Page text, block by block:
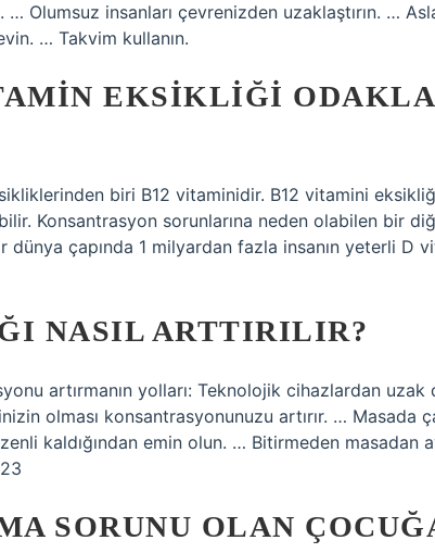
… Olumsuz insanları çevrenizden uzaklaştırın. …
… Takvim kullanın.
EKSIKLIĞI
biri B12 vitaminidir. B12 vitamini
Konsantrasyon sorunlarına neden olabilen bir
dünya çapında 1 milyardan fazla insanın yeterli D
NASIL ARTTIRILIR?
artırmanın yolları: Teknolojik cihazlardan
olması konsantrasyonunuzu artırır. … Masada
kaldığından emin olun. … Bitirmeden masadan
SORUNU OLAN